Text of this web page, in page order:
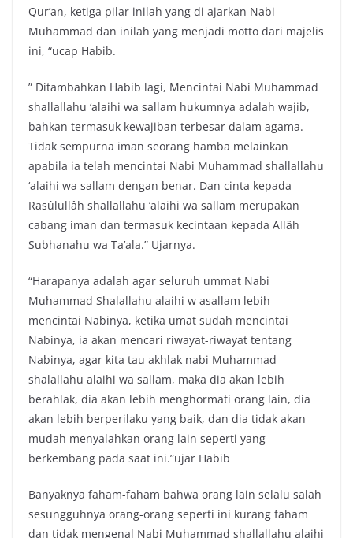
Qur’an, ketiga pilar inilah yang di ajarkan Nabi
Muhammad dan inilah yang menjadi motto dari majelis
ini, “ucap Habib.
” Ditambahkan Habib lagi, Mencintai Nabi Muhammad
shallallahu ‘alaihi wa sallam hukumnya adalah wajib,
bahkan termasuk kewajiban terbesar dalam agama.
Tidak sempurna iman seorang hamba melainkan
apabila ia telah mencintai Nabi Muhammad shallallahu
‘alaihi wa sallam dengan benar. Dan cinta kepada
Rasûlullâh shallallahu ‘alaihi wa sallam merupakan
cabang iman dan termasuk kecintaan kepada Allâh
Subhanahu wa Ta’ala.” Ujarnya.
“Harapanya adalah agar seluruh ummat Nabi
Muhammad Shalallahu alaihi w asallam lebih
mencintai Nabinya, ketika umat sudah mencintai
Nabinya, ia akan mencari riwayat-riwayat tentang
Nabinya, agar kita tau akhlak nabi Muhammad
shalallahu alaihi wa sallam, maka dia akan lebih
berahlak, dia akan lebih menghormati orang lain, dia
akan lebih berperilaku yang baik, dan dia tidak akan
mudah menyalahkan orang lain seperti yang
berkembang pada saat ini.”ujar Habib
Banyaknya faham-faham bahwa orang lain selalu salah
sesungguhnya orang-orang seperti ini kurang faham
dan tidak mengenal Nabi Muhammad shallallahu alaihi